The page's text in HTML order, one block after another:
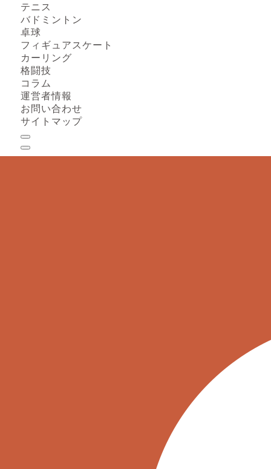
テニス
バドミントン
卓球
フィギュアスケート
カーリング
格闘技
コラム
運営者情報
お問い合わせ
サイトマップ